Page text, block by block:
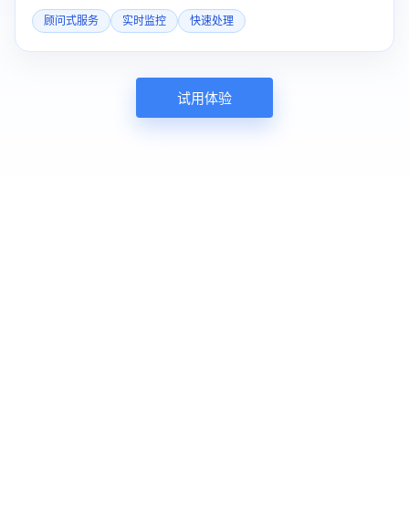
顾问式服务 实时监控 快速处理
试用体验